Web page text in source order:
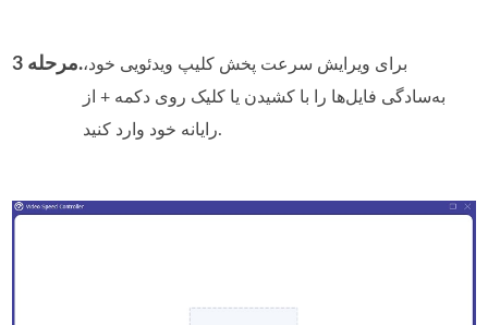
مرحله 3.برای ویرایش سرعت پخش کلیپ ویدئویی خود،
به‌سادگی فایل‌ها را با کشیدن یا کلیک روی دکمه + از
رایانه خود وارد کنید.